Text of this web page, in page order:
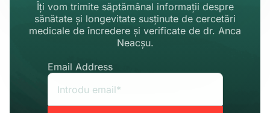
Îți vom trimite săptămânal informații despre
sănătate și longevitate susținute de cercetări
medicale de încredere și verificate de dr. Anca
Neacșu.
Email Address